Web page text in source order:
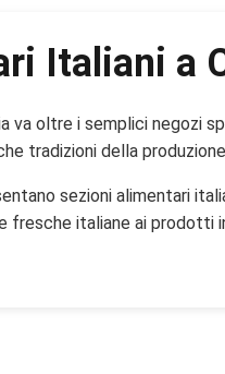
Italiani a
va oltre i semplici
tradizioni della
sezioni alimentari
fresche italiane ai